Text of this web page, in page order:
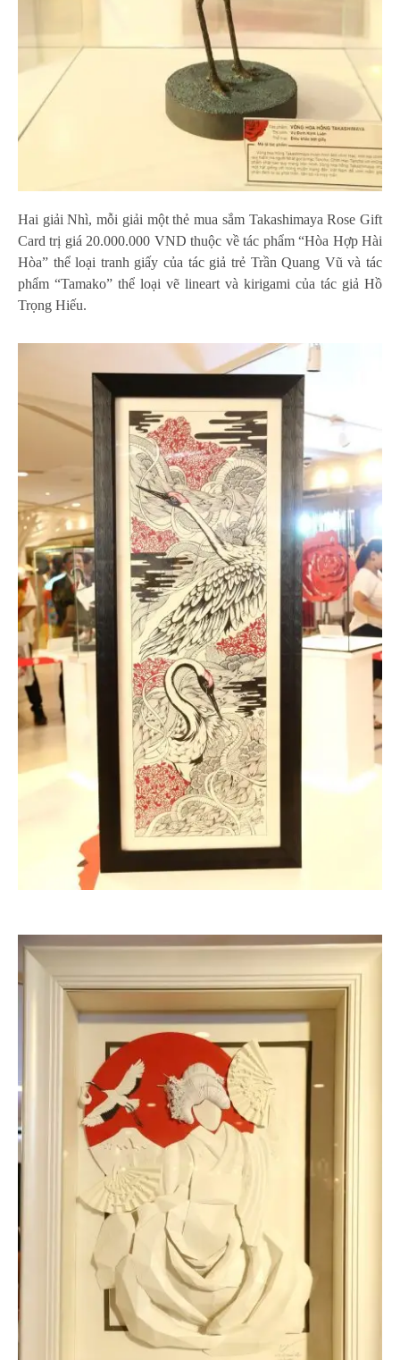
Hai giải Nhì, mỗi giải một thẻ mua sắm Takashimaya Rose Gift
Card trị giá 20.000.000 VND thuộc về tác phẩm “Hòa Hợp Hài
Hòa” thể loại tranh giấy của tác giả trẻ Trần Quang Vũ và tác
phẩm “Tamako” thể loại vẽ lineart và kirigami của tác giả Hồ
Trọng Hiếu.